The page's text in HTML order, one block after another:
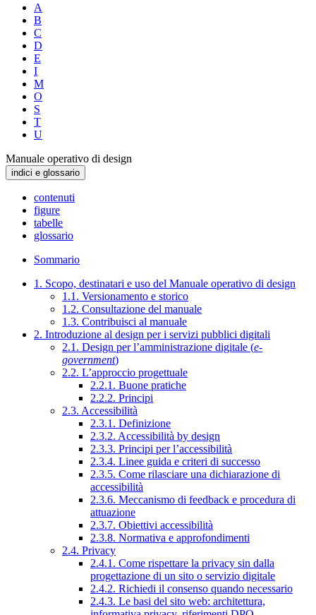
A
B
C
D
E
I
M
O
S
T
U
Manuale operativo di design
indici e glossario
contenuti
figure
tabelle
glossario
Sommario
1. Scopo, destinatari e uso del Manuale operativo di design
1.1. Versionamento e storico
1.2. Consultazione del manuale
1.3. Contribuisci al manuale
2. Introduzione al design per i servizi pubblici digitali
2.1. Design per l’amministrazione digitale (e-
government)
2.2. L’approccio progettuale
2.2.1. Buone pratiche
2.2.2. Principi
2.3. Accessibilità
2.3.1. Definizione
2.3.2. Accessibilità by design
2.3.3. Principi per l’accessibilità
2.3.4. Linee guida e criteri di successo
2.3.5. Come rilasciare una dichiarazione di
accessibilità
2.3.6. Meccanismo di feedback e procedura di
attuazione
2.3.7. Obiettivi accessibilità
2.3.8. Normativa e approfondimenti
2.4. Privacy
2.4.1. Come rispettare la privacy sin dalla
progettazione di un sito o servizio digitale
2.4.2. Richiedi il consenso quando necessario
2.4.3. Le basi del sito web: architettura,